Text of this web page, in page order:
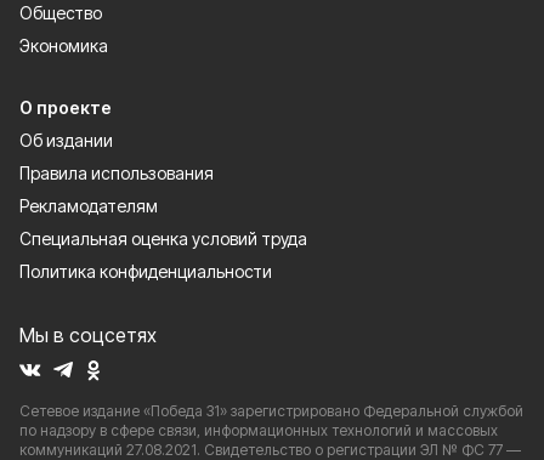
Общество
Экономика
О проекте
Об издании
Правила использования
Рекламодателям
Специальная оценка условий труда
Политика конфиденциальности
Мы в соцсетях
Сетевое издание «Победа 31» зарегистрировано Федеральной службой
по надзору в сфере связи, информационных технологий и массовых
коммуникаций 27.08.2021. Свидетельство о регистрации ЭЛ № ФС 77 —